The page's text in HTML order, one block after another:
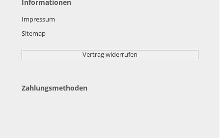
Informationen
Impressum
Sitemap
Vertrag widerrufen
Zahlungsmethoden